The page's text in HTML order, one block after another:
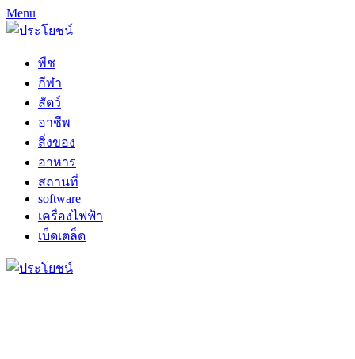
Menu
พืช
กีฬา
สัตว์
อาชีพ
สิ่งของ
อาหาร
สถานที่
software
เครื่องไฟฟ้า
เบ็ดเตล็ด